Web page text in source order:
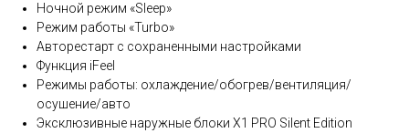
Ночной режим «Sleep»
Режим работы «Turbo»
Авторестарт с сохраненными настройками
Функция iFeel
Режимы работы: охлаждение/обогрев/вентиляция/
осушение/авто
Эксклюзивные наружные блоки X1 PRO Silent Edition